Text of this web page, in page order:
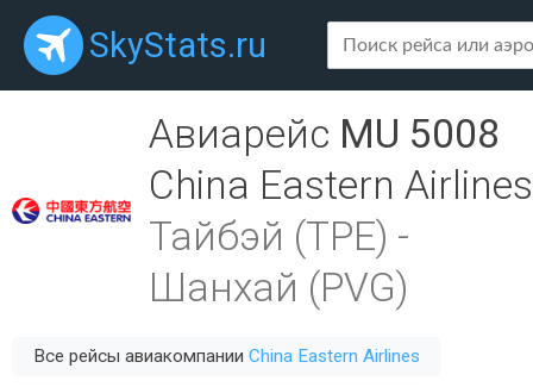
SkyStats.ru
Авиарейс MU 5008
China Eastern Airlines
Тайбэй (TPE) -
Шанхай (PVG)
Все рейсы авиакомпании China Eastern Airlines